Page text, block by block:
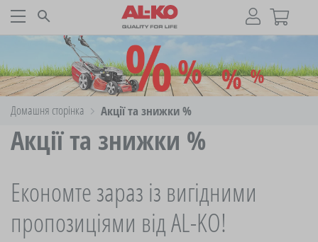
Домашня сторінка Акції та знижки %
Акції та знижки %
Економте зараз із вигідними
пропозиціями від AL-KO!